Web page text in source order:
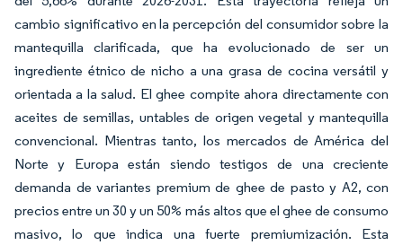
cambio significativo en la percepción del consumidor sobre la
mantequilla clarificada, que ha evolucionado de ser un
ingrediente étnico de nicho a una grasa de cocina versátil y
orientada a la salud. El ghee compite ahora directamente con
aceites de semillas, untables de origen vegetal y mantequilla
convencional. Mientras tanto, los mercados de América del
Norte y Europa están siendo testigos de una creciente
demanda de variantes premium de ghee de pasto y A2, con
precios entre un 30 y un 50% más altos que el ghee de consumo
masivo, lo que indica una fuerte premiumización. Esta